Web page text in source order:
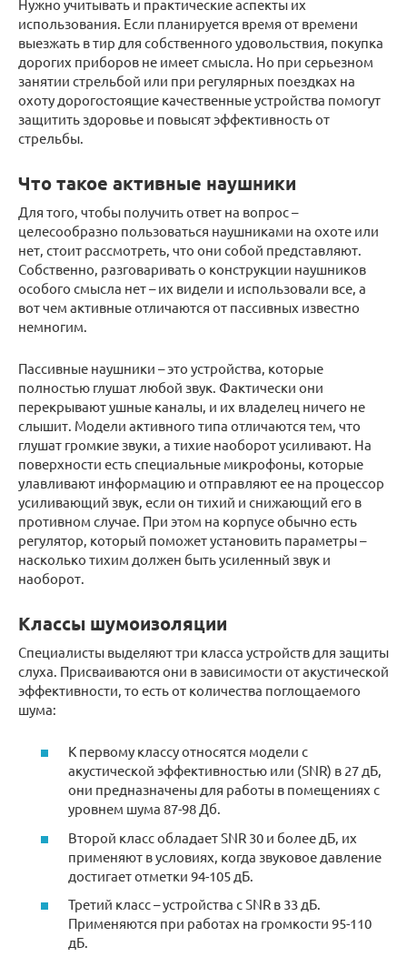
Нужно учитывать и практические аспекты их
использования. Если планируется время от времени
выезжать в тир для собственного удовольствия, покупка
дорогих приборов не имеет смысла. Но при серьезном
занятии стрельбой или при регулярных поездках на
охоту дорогостоящие качественные устройства помогут
защитить здоровье и повысят эффективность от
стрельбы.
Что такое активные наушники
Для того, чтобы получить ответ на вопрос –
целесообразно пользоваться наушниками на охоте или
нет, стоит рассмотреть, что они собой представляют.
Собственно, разговаривать о конструкции наушников
особого смысла нет – их видели и использовали все, а
вот чем активные отличаются от пассивных известно
немногим.
Пассивные наушники – это устройства, которые
полностью глушат любой звук. Фактически они
перекрывают ушные каналы, и их владелец ничего не
слышит. Модели активного типа отличаются тем, что
глушат громкие звуки, а тихие наоборот усиливают. На
поверхности есть специальные микрофоны, которые
улавливают информацию и отправляют ее на процессор
усиливающий звук, если он тихий и снижающий его в
противном случае. При этом на корпусе обычно есть
регулятор, который поможет установить параметры –
насколько тихим должен быть усиленный звук и
наоборот.
Классы шумоизоляции
Специалисты выделяют три класса устройств для защиты
слуха. Присваиваются они в зависимости от акустической
эффективности, то есть от количества поглощаемого
шума:
К первому классу относятся модели с
акустической эффективностью или (SNR) в 27 дБ,
они предназначены для работы в помещениях с
уровнем шума 87-98 Дб.
Второй класс обладает SNR 30 и более дБ, их
применяют в условиях, когда звуковое давление
достигает отметки 94-105 дБ.
Третий класс – устройства с SNR в 33 дБ.
Применяются при работах на громкости 95-110
дБ.